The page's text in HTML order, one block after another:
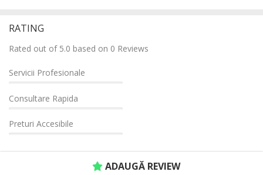
RATING
Rated out of 5.0 based on 0 Reviews
Servicii Profesionale
Consultare Rapida
Preturi Accesibile
ADAUGĂ REVIEW